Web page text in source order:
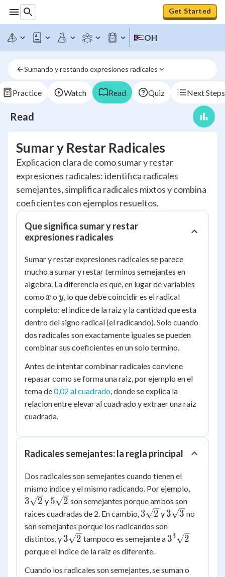
Get Started
OH
Sumando y restando expresiones radicales
Practice Watch Read Quiz Next Steps
Read
Sumar y Restar Radicales
Explicacion clara de como sumar y restar
expresiones radicales: identifica radicales
semejantes, simplifica radicales mixtos y combina
coeficientes con ejemplos resueltos.
Que significa sumar y restar
expresiones radicales
Sumar y restar expresiones radicales se parece
mucho a sumar y restar terminos semejantes en
algebra. La diferencia es que, en lugar de variables
como x
x o y
y, lo que debe coincidir es el radical
completo: el indice de la raiz y la cantidad que esta
dentro del signo radical (el radicando). Solo cuando
dos radicales son exactamente iguales se pueden
combinar sus coeficientes en un solo termino.
Antes de intentar combinar radicales conviene
repasar como se forma una raiz, por ejemplo en el
tema de0,02 al cuadrado, donde se explica la
relacion entre elevar al cuadrado y extraer una raiz
cuadrada.
Radicales semejantes: la regla principal
Dos radicales son semejantes cuando tienen el
mismo indice y el mismo radicando. Por ejemplo,
3
2 y 5\sqrt{2}
5 2 son semejantes porque ambos son
raices cuadradas de 2. En cambio, 3\sqrt{2}
3 2 y 3\sqrt{3}
3 3 no
son semejantes porque los radicandos son
distintos, y 3\sqrt{2}
3 2 tampoco es semejante a 33 2
porque el indice de la raiz es diferente.
Cuando los radicales son semejantes, se suman o